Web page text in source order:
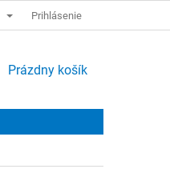
Prihlásenie
NÁKUPNÝ
Prázdny košík